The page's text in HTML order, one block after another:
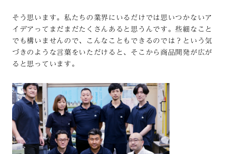
そう思います。私たちの業界にいるだけでは思いつかないア
イデアってまだまだたくさんあると思うんです。些細なこと
でも構いませんので、こんなこともできるのでは？という気
づきのような言葉をいただけると、そこから商品開発が広が
ると思っています。